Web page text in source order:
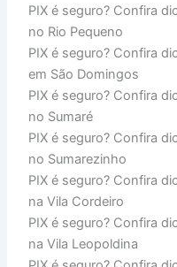
PIX é seguro? Confira
no Rio Pequeno
PIX é seguro? Confira
em São Domingos
PIX é seguro? Confira
no Sumaré
PIX é seguro? Confira
no Sumarezinho
PIX é seguro? Confira
na Vila Cordeiro
PIX é seguro? Confira
na Vila Leopoldina